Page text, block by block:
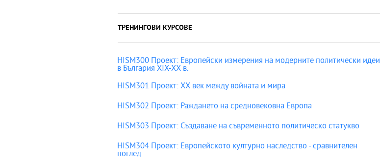
ТРЕНИНГОВИ КУРСОВЕ
HISM300 Проект: Европейски измерения на модерните политически идеи
в България ХІХ-ХХ в.
HISM301 Проект: ХХ век между войната и мира
HISM302 Проект: Раждането на средновековна Европа
HISM303 Проект: Създаване на съвременното политическо статукво
HISM304 Проект: Европейското културно наследство - сравнителен
поглед